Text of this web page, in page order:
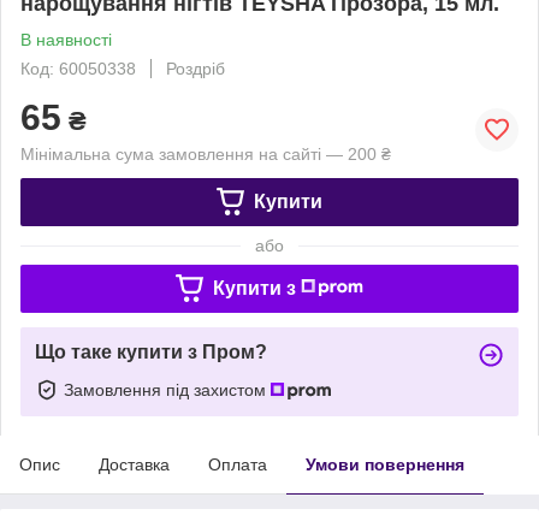
В наявності
Код: 60050338
Роздріб
65 ₴
Мінімальна сума замовлення на сайті — 200 ₴
Купити
або
Купити з
Що таке купити з Пром?
Замовлення під захистом
Опис Доставка Оплата Умови повернення